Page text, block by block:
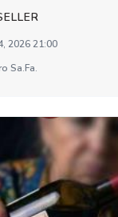
2026 21:00
Sa.fa.